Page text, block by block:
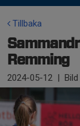
Tillbaka
Remming
2024-05-12 | Bild